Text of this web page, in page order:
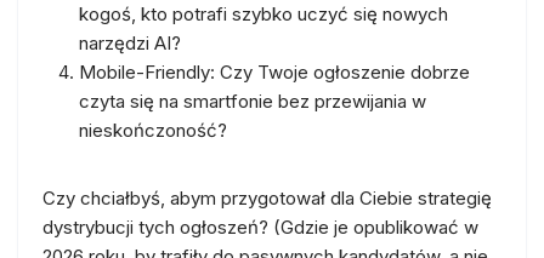
kogoś, kto potrafi szybko uczyć się nowych
narzędzi AI?
Mobile-Friendly: Czy Twoje ogłoszenie dobrze
czyta się na smartfonie bez przewijania w
nieskończoność?
Czy chciałbyś, abym przygotował dla Ciebie strategię
dystrybucji tych ogłoszeń? (Gdzie je opublikować w